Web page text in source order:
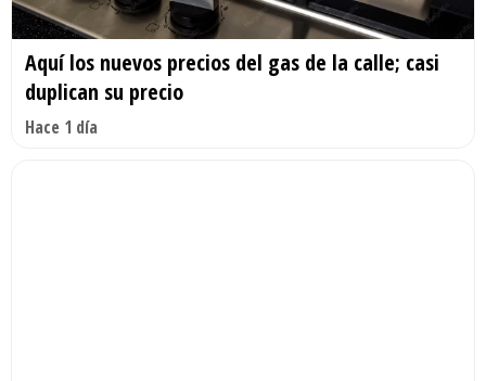
Aquí los nuevos precios del gas de la calle; casi
duplican su precio
Hace 1 día